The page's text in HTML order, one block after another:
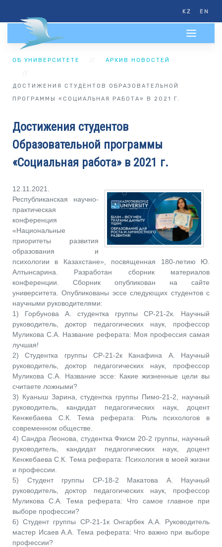
KZ EN
ОБ УНИВЕРСИТЕТЕ АРХИВ НОВОСТЕЙ
ДОСТИЖЕНИЯ СТУДЕНТОВ ОБРАЗОВАТЕЛЬНОЙ
ПРОГРАММЫ «СОЦИАЛЬНАЯ РАБОТА» В 2021 Г.
Достижения студентов
Образовательной программы
«Социальная работа» в 2021 г.
12.11.2021.
Республиканская научно-
практическая
конференция
«Национальные
приоритеты развития
образования и
психологии в Казахстане», посвященная 180-летию Ю.
Алтынсарина. Разработан сборник материалов
конференции. Сборник опубликован на сайте
университета. Опубликованы эссе следующих студентов с
научными руководителями:
1) Горбунова А. студентка группы СР-21-2к. Научный
руководитель, доктор педагогических наук, профессор
Муликова С.А. Название реферата: Моя профессия самая
лучшая!
2) Студентка группы СР-21-2к Канафина А. Научный
руководитель, доктор педагогических наук, профессор
Муликова С.А. Название эссе: Какие жизненные цели вы
считаете ложными?
3) Куаныш Зарина, студентка группы Пимо-21-2, научный
руководитель, кандидат педагогических наук, доцент
Кенжебаева С.К. Тема реферата: Роль психологов в
современном обществе.
4) Сандра Леонова, студентка Фкисм 20-2 группы, научный
руководитель, кандидат педагогических наук, доцент
Кенжебаева С.К. Тема реферата: Психология в моей жизни
и профессии.
5) Студент группы СР-18-2 Макатова А. Научный
руководитель, доктор педагогических наук, профессор
Муликова С.А. Тема реферата: Что самое главное при
выборе профессии?
6) Студент группы СР-21-1к Онгарбек А.А. Руководитель
мастер Исаев А.А. Тема реферата: Что важно при выборе
профессии?